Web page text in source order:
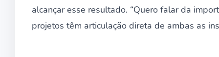
alcançar esse resultado. “Quero falar da
projetos têm articulação direta de ambas as